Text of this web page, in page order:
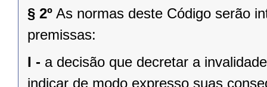
§ 2º As normas deste Código serão
premissas:
I - a decisão que decretar a
indicar de modo expresso suas